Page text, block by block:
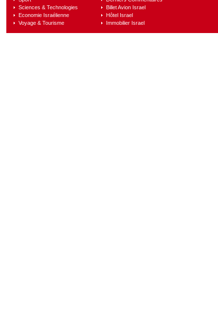
Sciences & Technologies
Economie Israélienne
Voyage & Tourisme
Billet Avion Israel
Hôtel Israel
Immobilier Israel